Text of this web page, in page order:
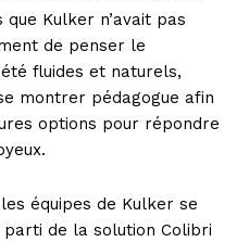
Kulker n’avait pas
de penser le
fluides et naturels,
montrer pédagogue afin
options pour répondre
équipes de Kulker se
de la solution Colibri